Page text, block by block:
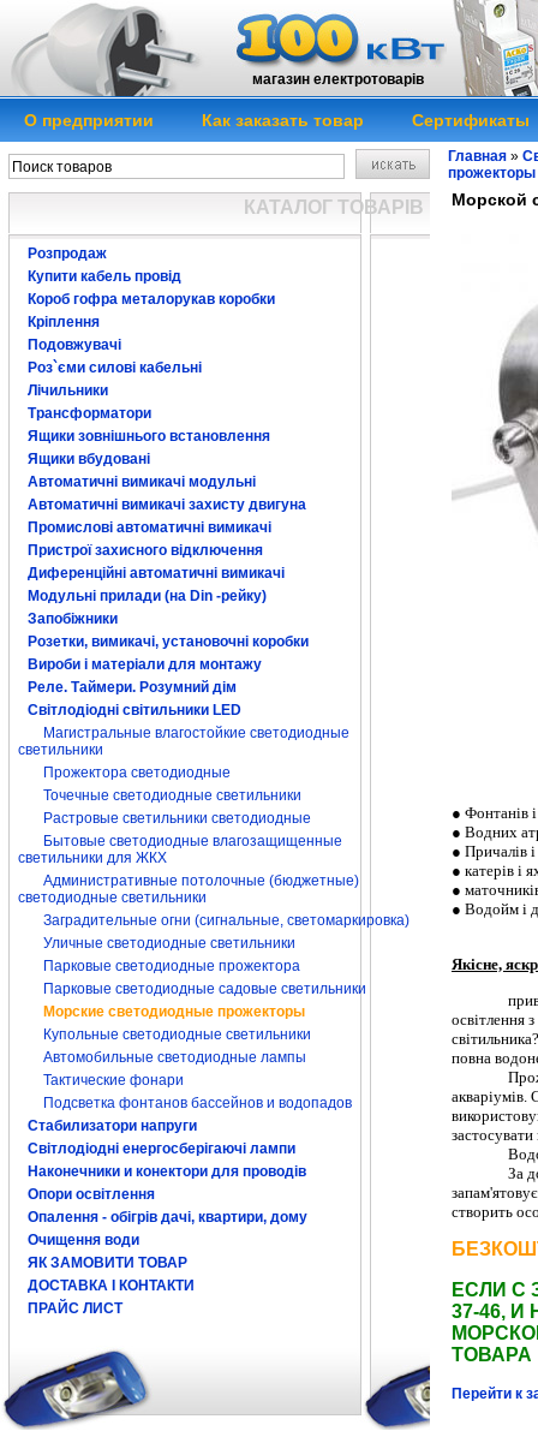
магазин електротоварів
О предприятии Как заказать товар Сертификаты
КАТАЛОГ ТОВАРІВ
Розпродаж
Купити кабель провід
Короб гофра металорукав коробки
Кріплення
Подовжувачі
Роз`єми силові кабельні
Лічильники
Трансформатори
Ящики зовнішнього встановлення
Ящики вбудовані
Автоматичні вимикачі модульні
Автоматичні вимикачі захисту двигуна
Промислові автоматичні вимикачі
Пристрої захисного відключення
Диференційні автоматичні вимикачі
Модульні прилади (на Din -рейку)
Запобіжники
Розетки, вимикачі, установочні коробки
Вироби і матеріали для монтажу
Реле. Таймери. Розумний дім
Світлодіодні світильники LED
Магистральные влагостойкие светодиодные
светильники
Прожектора светодиодные
Точечные светодиодные светильники
Растровые светильники светодиодные
Бытовые светодиодные влагозащищенные
светильники для ЖКХ
Административные потолочные (бюджетные)
светодиодные светильники
Заградительные огни (сигнальные, светомаркировка)
Уличные светодиодные светильники
Парковые светодиодные прожектора
Парковые светодиодные садовые светильники
Морские светодиодные прожекторы
Купольные светодиодные светильники
Автомобильные светодиодные лампы
Тактические фонари
Подсветка фонтанов бассейнов и водопадов
Стабилизатори напруги
Світлодіодні енергосберігаючі лампи
Наконечники и конектори для проводів
Опори освітлення
Опалення - обігрів дачі, квартири, дому
Очищення води
ЯК ЗАМОВИТИ ТОВАР
ДОСТАВКА І КОНТАКТИ
ПРАЙС ЛИСТ
Главная »
прожекторы
Морской
● Фонтанів
● Водних
● Причалів
● катерів і
●
● Водойм і
Якісне,
освітлення
повна
акваріумів.
За
створить
ЕСЛИ С
37-46,
ТОВАРА
Перейти к